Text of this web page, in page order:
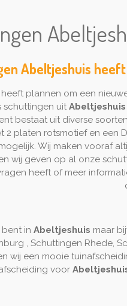
Abeltjeshuis
heeft plannen om een
schuttingen uit Abeltjeshuis
bestaat uit diverse
2 platen rotsmotief en een
Wij maken vooraf
wij geven op al onze
heeft of meer
in Abeltjeshuis maar
, Schuttingen Rhede,
wij een mooie
voor